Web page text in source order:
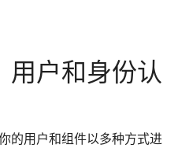
用户和身份认
的用户和组件以多种方式进